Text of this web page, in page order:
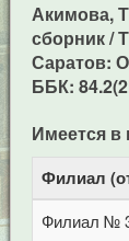
Акимова,
сборник /
Саратов:
ББК:
Имеется в
Филиал
Филиал №